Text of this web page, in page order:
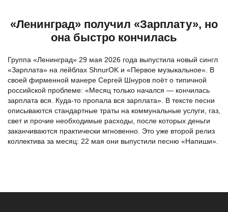
«Ленинград» получил «Зарплату», но
она быстро кончилась
Группа «Ленинград» 29 мая 2026 года выпустила новый сингл
«Зарплата» на лейблах ShnurOK и «Первое музыкальное». В
своей фирменной манере Сергей Шнуров поёт о типичной
российской проблеме: «Месяц только начался — кончилась
зарплата вся. Куда-то пропала вся зарплата». В тексте песни
описываются стандартные траты на коммунальные услуги, газ,
свет и прочие необходимые расходы, после которых деньги
заканчиваются практически мгновенно. Это уже второй релиз
коллектива за месяц: 22 мая они выпустили песню «Напиши».